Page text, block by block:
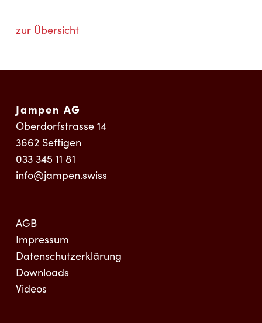
zur Übersicht
Jampen AG
Oberdorfstrasse 14
3662 Seftigen
033 345 11 81
info@jampen.swiss
AGB
Impressum
Datenschutzerklärung
Downloads
Videos